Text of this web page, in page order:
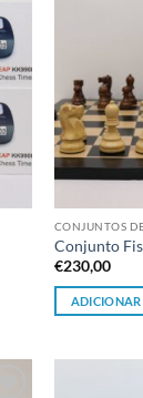
CONJUNTOS
Conjunto
€230,00
ADICIONAR